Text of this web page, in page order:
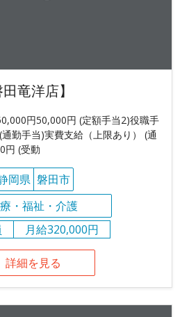
竜洋店】
円50,000円 (定額手当2)役職手
勤手当)実費支給（上限あり） (通
円 (受動
岡県 磐田市
・福祉・介護
月給320,000円
詳細を見る